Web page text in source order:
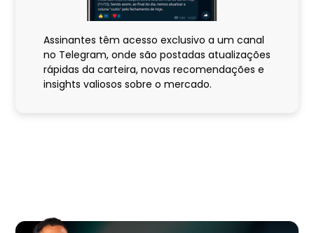
‍Assinantes têm acesso exclusivo a um canal
no Telegram, onde são postadas atualizações
rápidas da carteira, novas recomendações e
insights valiosos sobre o mercado.